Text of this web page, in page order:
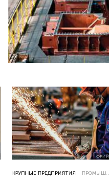
ЮРИЙ
КРУПНЫЕ ПРЕДПРИЯТИЯ